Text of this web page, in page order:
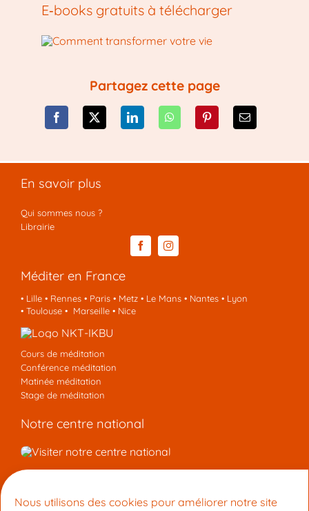
Nous utilisons des cookies pour améliorer notre site
E‑books gratuits à télécharger
Partagez cette page
En savoir plus
Qui sommes nous ?
Librairie
Méditer en France
• Lille• Rennes• Paris• Metz• Le Mans• Nantes• Lyon
• Toulouse• Marseille• Nice
Cours de méditation
Conférence méditation
Matinée méditation
Stage de méditation
Notre centre national
Centre de Méditation Kadampa Montpellier